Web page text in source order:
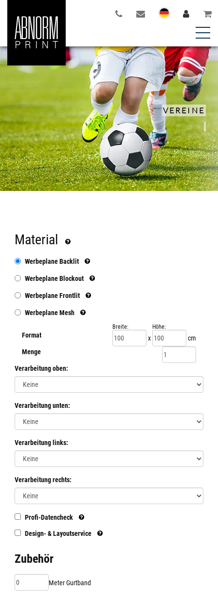
VEREINE
Material
Werbeplane Backlit
Werbeplane Blockout
Werbeplane Frontlit
Werbeplane Mesh
Format
Breite:
x
Höhe:
cm
Menge
Verarbeitung oben:
Verarbeitung unten:
Verarbeitung links:
Verarbeitung rechts:
Profi-Datencheck
Design- & Layoutservice
Zubehör
Meter Gurtband